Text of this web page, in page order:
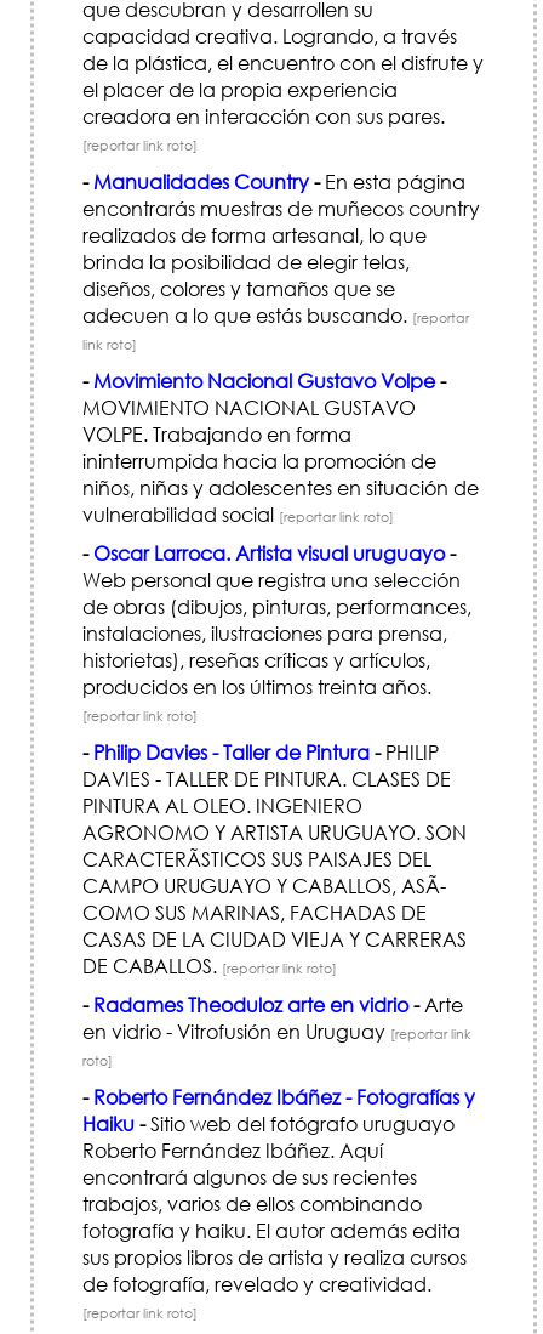
que descubran y desarrollen su
capacidad creativa. Logrando, a través
de la plástica, el encuentro con el disfrute y
el placer de la propia experiencia
creadora en interacción con sus pares.
[reportar link roto]
- Manualidades Country-En esta página
encontrarás muestras de muñecos country
realizados de forma artesanal, lo que
brinda la posibilidad de elegir telas,
diseños, colores y tamaños que se
adecuen a lo que estás buscando. [reportar
link roto]
- Movimiento Nacional Gustavo Volpe-
MOVIMIENTO NACIONAL GUSTAVO
VOLPE. Trabajando en forma
ininterrumpida hacia la promoción de
niños, niñas y adolescentes en situación de
vulnerabilidad social [reportar link roto]
- Oscar Larroca. Artista visual uruguayo-
Web personal que registra una selección
de obras (dibujos, pinturas, performances,
instalaciones, ilustraciones para prensa,
historietas), reseñas críticas y artículos,
producidos en los últimos treinta años.
[reportar link roto]
- Philip Davies - Taller de Pintura-PHILIP
DAVIES - TALLER DE PINTURA. CLASES DE
PINTURA AL OLEO. INGENIERO
AGRONOMO Y ARTISTA URUGUAYO. SON
CARACTERÃ­STICOS SUS PAISAJES DEL
CAMPO URUGUAYO Y CABALLOS, ASÃ­
COMO SUS MARINAS, FACHADAS DE
CASAS DE LA CIUDAD VIEJA Y CARRERAS
DE CABALLOS. [reportar link roto]
- Radames Theoduloz arte en vidrio-Arte
en vidrio - Vitrofusión en Uruguay [reportar link
roto]
- Roberto Fernández Ibáñez - Fotografías y
Haiku-Sitio web del fotógrafo uruguayo
Roberto Fernández Ibáñez. Aquí
encontrará algunos de sus recientes
trabajos, varios de ellos combinando
fotografía y haiku. El autor además edita
sus propios libros de artista y realiza cursos
de fotografía, revelado y creatividad.
[reportar link roto]